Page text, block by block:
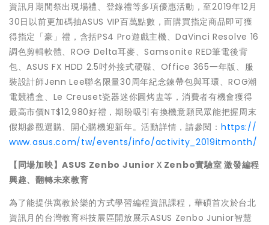
資訊月期間祭出現場禮、登錄禮等多項優惠活動，至2019年12月
30日以前更加碼抽ASUS VIP百萬點數，而購買指定商品即可獲
得指定「豪」禮，含括PS4 Pro遊戲主機、DaVinci Resolve 16
調色剪輯軟體、ROG Delta耳麥、Samsonite RED筆電後背
包、ASUS FX HDD 2.5吋外接式硬碟、Office 365一年版、服
裝設計師Jenn Lee聯名限量30周年紀念鍊帶包與耳環、ROG潮
電競禮盒、Le Creuset瓷器迷你圓烤盅等，消費者有機會獲得
最高市價NT$12,980好禮，期盼吸引有換機意願民眾能把握周末
假期參觀選購、開心購機迎新年。活動詳情，請參閱： https://
www.asus.com/tw/events/info/activity_2019itmonth/
【同場加映】ASUS Zenbo JuniorＸZenbo實驗室 激發編程
興趣、翻轉未來教育
為了能提供寓教於樂的方式學習編程資訊課程，華碩首次於台北
資訊月的台灣教育科技展區開放展示ASUS Zenbo Junior智慧